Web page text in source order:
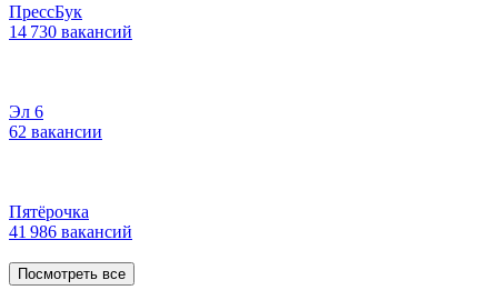
ПрессБук
14 730 вакансий
Эл 6
62 вакансии
Пятёрочка
41 986 вакансий
Посмотреть все